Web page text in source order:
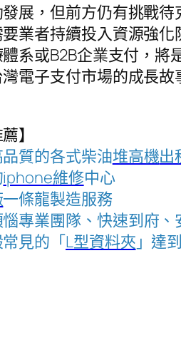
展，但前方仍有挑戰
業者持續投入資源強
系或B2B企業支付，
電子支付市場的成長
】
質的各式柴油堆高機出
iphone維修中心
一條龍製造服務
專業團隊、快速到府、
見的「L型資料夾 」達